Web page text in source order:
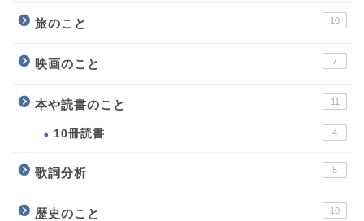
旅のこと 10
映画のこと 7
本や読書のこと 11
10冊読書 4
歌詞分析 5
歴史のこと 10